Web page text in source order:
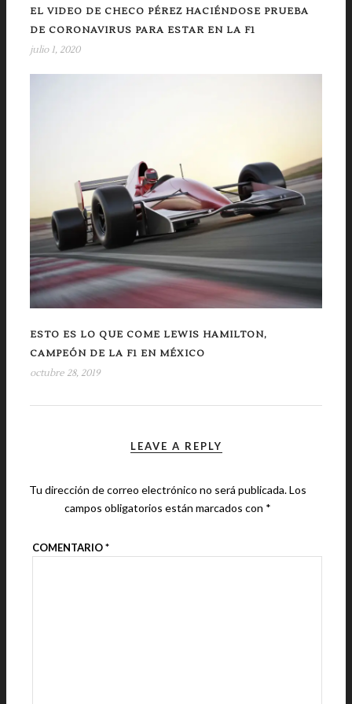
EL VIDEO DE CHECO PÉREZ HACIÉNDOSE PRUEBA
DE CORONAVIRUS PARA ESTAR EN LA F1
julio 1, 2020
ESTO ES LO QUE COME LEWIS HAMILTON,
CAMPEÓN DE LA F1 EN MÉXICO
octubre 28, 2019
LEAVE A REPLY
Tu dirección de correo electrónico no será publicada.Los
campos obligatorios están marcados con *
COMENTARIO*